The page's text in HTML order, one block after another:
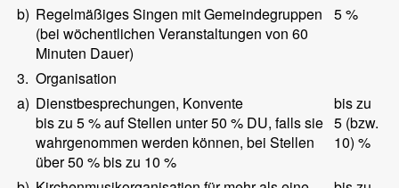
b) Regelmäßiges Singen mit Gemeindegruppen
(bei wöchentlichen Veranstaltungen von 60
Minuten Dauer)
5 %
3. Organisation
a) Dienstbesprechungen, Konvente
bis zu 5 % auf Stellen unter 50 % DU, falls sie
wahrgenommen werden können, bei Stellen
über 50 % bis zu 10 %
bis zu
5 (bzw.
10) %